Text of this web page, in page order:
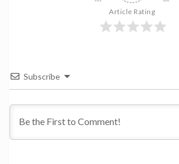
Article Rating
Subscribe